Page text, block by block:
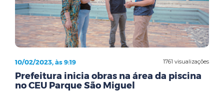
1761 visualizações
10/02/2023, às 9:19
Prefeitura inicia obras na área da piscina
no CEU Parque São Miguel